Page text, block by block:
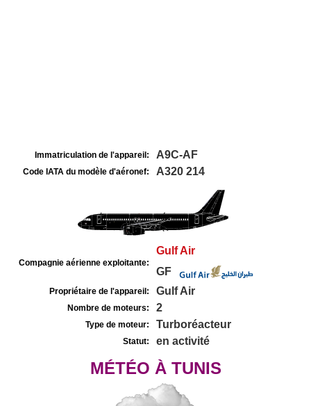
Immatriculation de l'appareil: A9C-AF
Code IATA du modèle d'aéronef: A320 214
Compagnie aérienne exploitante:
Gulf Air
GF
Propriétaire de l'appareil: Gulf Air
Nombre de moteurs: 2
Type de moteur: Turboréacteur
Statut: en activité
MÉTÉO À TUNIS